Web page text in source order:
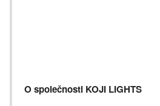
O společnosti KOJI LIGHTS